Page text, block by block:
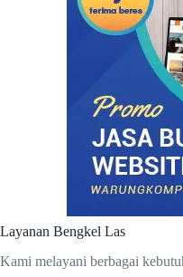
Layanan Bengkel Las
Kami melayani berbagai